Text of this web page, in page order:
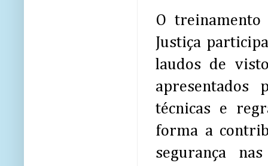
O
Justiça
laudos de
apresentados
técnicas e
forma a
segurança